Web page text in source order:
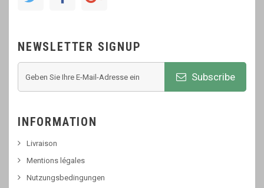
NEWSLETTER SIGNUP
Subscribe
INFORMATION
Livraison
Mentions légales
Nutzungsbedingungen